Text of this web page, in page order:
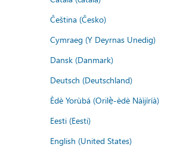
Čeština (Česko)
Cymraeg (Y Deyrnas Unedig)
Dansk (Danmark)
Deutsch (Deutschland)
Èdè Yorùbá (Orilẹ̀-èdè Nàìjíríà)
Eesti (Eesti)
English (United States)